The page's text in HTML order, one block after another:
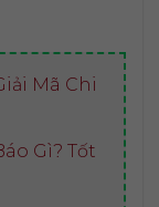
Mã Chi
Gì? Tốt